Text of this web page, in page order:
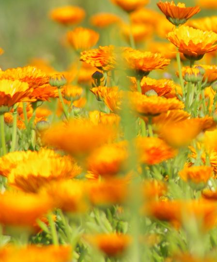
Kräutergärtnerei LOGO